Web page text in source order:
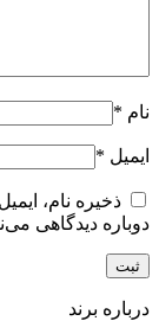
نام *
ایمیل *
ذخیره نام،
دوباره دیدگاهی
درباره برند